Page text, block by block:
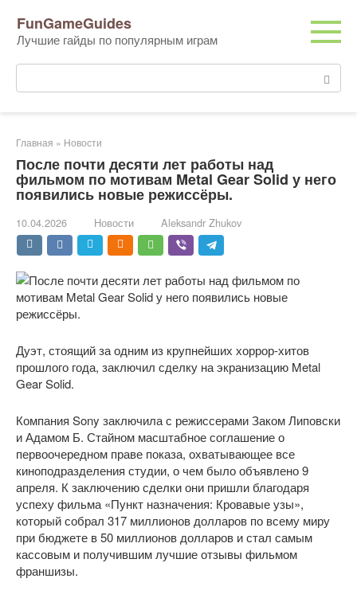
контенту
FunGameGuides
Лучшие гайды по популярным играм
Поиск:
Главная » Новости
После почти десяти лет работы над
фильмом по мотивам Metal Gear Solid у него
появились новые режиссёры.
10.04.2026 Новости Aleksandr Zhukov
Дуэт, стоящий за одним из крупнейших хоррор-хитов
прошлого года, заключил сделку на экранизацию Metal
Gear Solid.
Компания Sony заключила с режиссерами Заком Липовски
и Адамом Б. Стайном масштабное соглашение о
первоочередном праве показа, охватывающее все
киноподразделения студии, о чем было объявлено 9
апреля. К заключению сделки они пришли благодаря
успеху фильма «Пункт назначения: Кровавые узы»,
который собрал 317 миллионов долларов по всему миру
при бюджете в 50 миллионов долларов и стал самым
кассовым и получившим лучшие отзывы фильмом
франшизы.